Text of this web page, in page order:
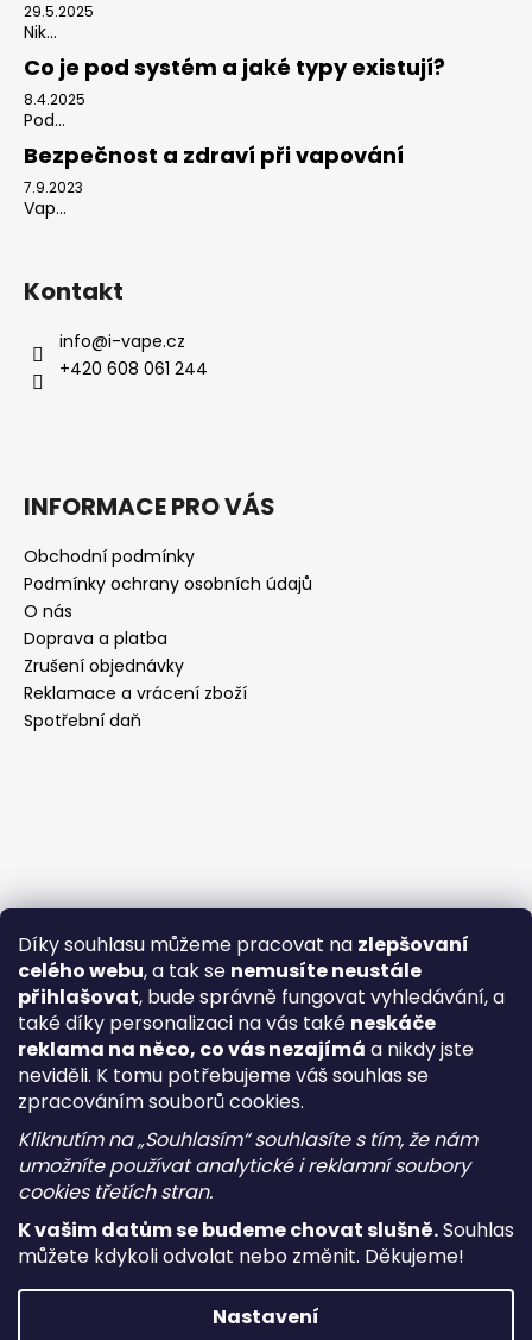
Díky souhlasu můžeme pracovat na zlepšovaní
celého webu, a tak se nemusíte neustále
přihlašovat, bude správně fungovat vyhledávání, a
také díky personalizaci na vás také neskáče
reklama na něco, co vás nezajímá a nikdy jste
neviděli. K tomu potřebujeme váš souhlas se
zpracováním souborů cookies.
Kliknutím na „Souhlasím“ souhlasíte s tím, že nám
umožníte používat analytické i reklamní soubory
cookies třetích stran.
K vašim datům se budeme chovat slušně.Souhlas
můžete kdykoli odvolat nebo změnit. Děkujeme!
Nastavení
29.5.2025
Nik...
Co je pod systém a jaké typy existují?
8.4.2025
Pod...
Bezpečnost a zdraví při vapování
7.9.2023
Vap...
Kontakt
info@i-vape.cz
+420 608 061 244
INFORMACE PRO VÁS
Obchodní podmínky
Podmínky ochrany osobních údajů
O nás
Doprava a platba
Zrušení objednávky
Reklamace a vrácení zboží
Spotřební daň
Vytvořil Shoptet